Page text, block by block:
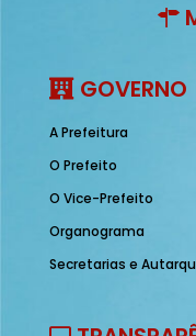
GOVERNO
A Prefeitura
O Prefeito
O Vice-Prefeito
Organograma
Secretarias e